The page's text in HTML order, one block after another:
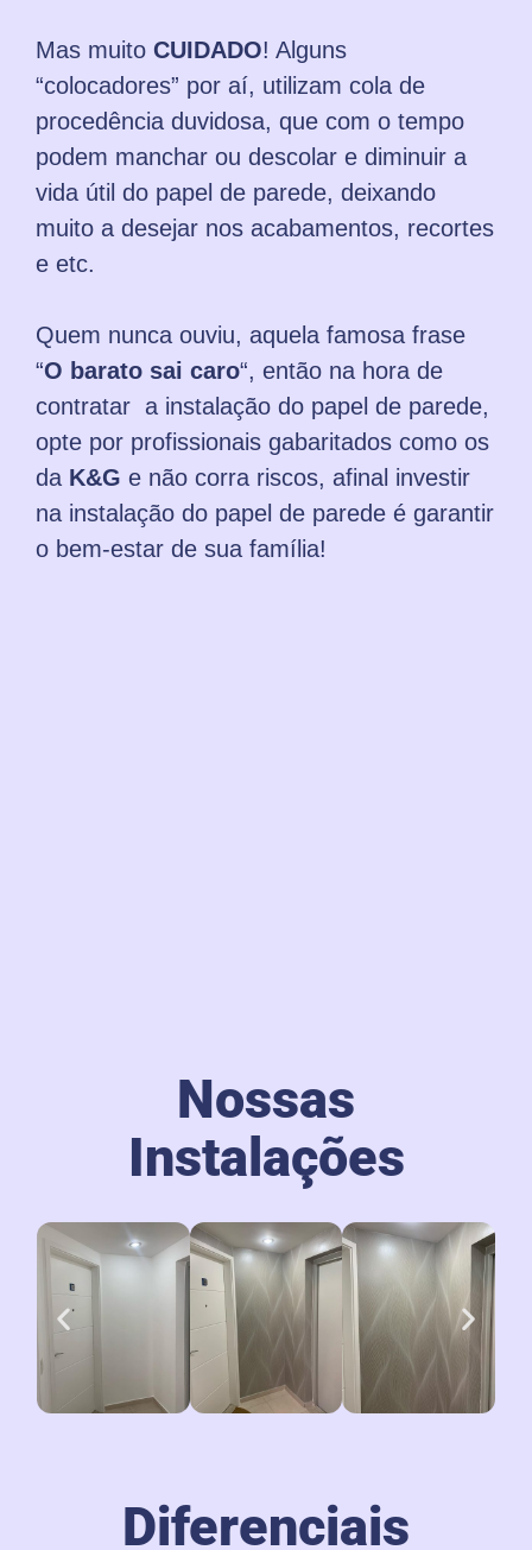
Mas muito CUIDADO! Alguns
“colocadores” por aí, utilizam cola de
procedência duvidosa, que com o tempo
podem manchar ou descolar e diminuir a
vida útil do papel de parede, deixando
muito a desejar nos acabamentos, recortes
e etc.
Quem nunca ouviu, aquela famosa frase
“O barato sai caro“, então na hora de
contratar a instalação do papel de parede,
opte por profissionais gabaritados como os
da K&G e não corra riscos, afinal investir
na instalação do papel de parede é garantir
o bem-estar de sua família!
Nossas
Instalações
Diferenciais